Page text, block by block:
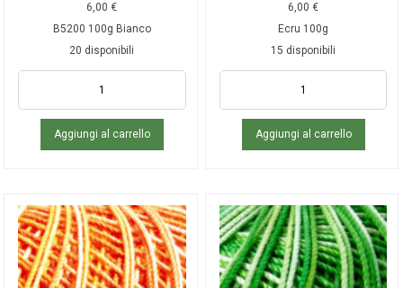
6,00€
B5200 100g Bianco
20 disponibili
Aggiungi al carrello
6,00€
Ecru 100g
15 disponibili
Aggiungi al carrello